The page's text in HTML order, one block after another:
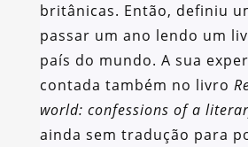
britânicas. Então, definiu
passar um ano lendo um
país do mundo. A sua
contada também no livro
world: confessions of a
ainda sem tradução para